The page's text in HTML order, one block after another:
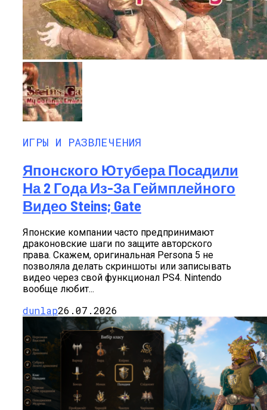
ИГРЫ И РАЗВЛЕЧЕНИЯ
Японского Ютубера Посадили
На 2 Года Из-За Геймплейного
Видео Steins; Gate
Японские компании часто предпринимают
драконовские шаги по защите авторского
права. Скажем, оригинальная Persona 5 не
позволяла делать скриншоты или записывать
видео через свой функционал PS4. Nintendo
вообще любит...
dunlap26.07.2026